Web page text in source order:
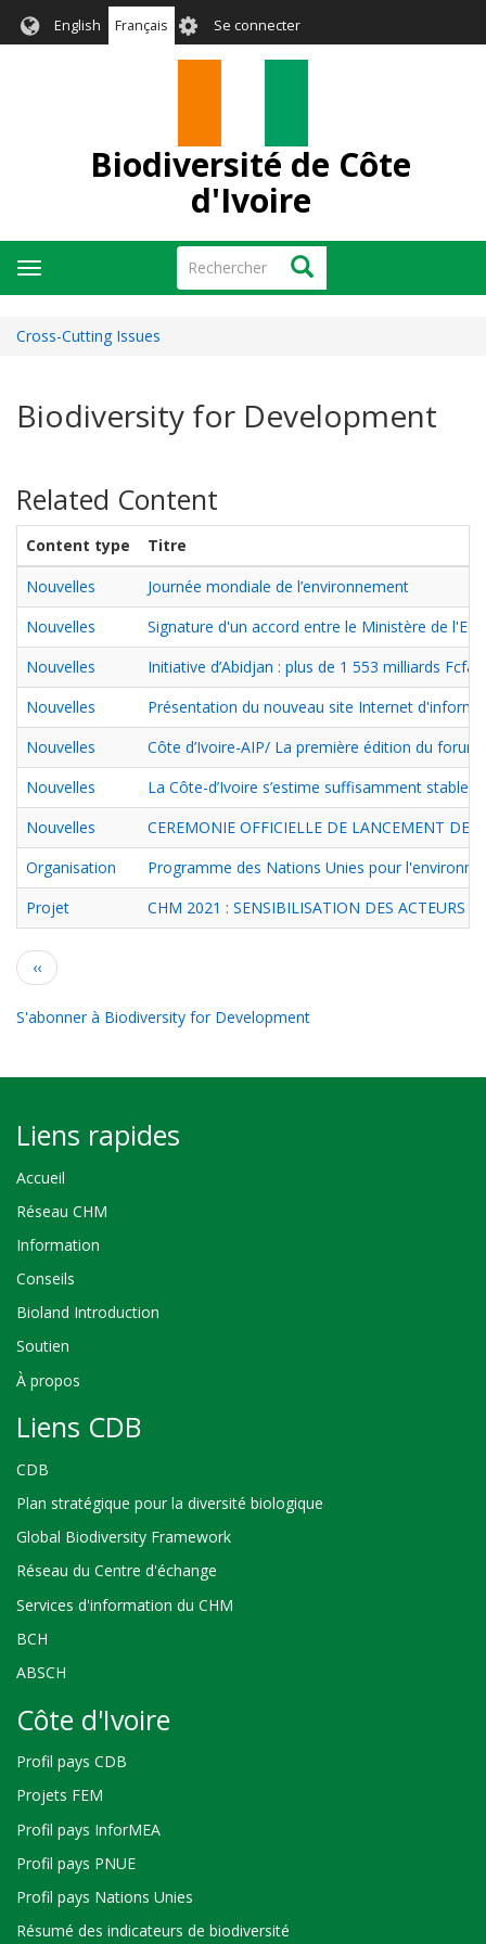
English Français User
account
Se connecter
Biodiversité de Côte
d'Ivoire
Rechercher Rechercher
Toggle
navigation
Cross-Cutting Issues
Biodiversity for Development
Related Content
Content type
Titre
Nouvelles
Journée mondiale de l’environnement
Nouvelles
Signature d'un accord entre le Ministère de
Nouvelles
Initiative d’Abidjan : plus de 1 553 milliards Fcfa
Nouvelles
Présentation du nouveau site Internet
Nouvelles
Côte d’Ivoire-AIP/ La première édition du
Nouvelles
La Côte-d’Ivoire s’estime suffisamment
Nouvelles
CEREMONIE OFFICIELLE DE LANCEMENT
Organisation
Programme des Nations Unies pour
Projet
CHM 2021 : SENSIBILISATION DES ACTEURS
Pagination
Page
précédente
‹‹
S'abonner à Biodiversity for Development
Liens rapides
Accueil
Réseau CHM
Information
Conseils
Bioland Introduction
Soutien
À propos
Liens CDB
CDB
Plan stratégique pour la diversité biologique
Global Biodiversity Framework
Réseau du Centre d'échange
Services d'information du CHM
BCH
ABSCH
Côte d'Ivoire
Profil pays CDB
Projets FEM
Profil pays InforMEA
Profil pays PNUE
Profil pays Nations Unies
Résumé des indicateurs de biodiversité